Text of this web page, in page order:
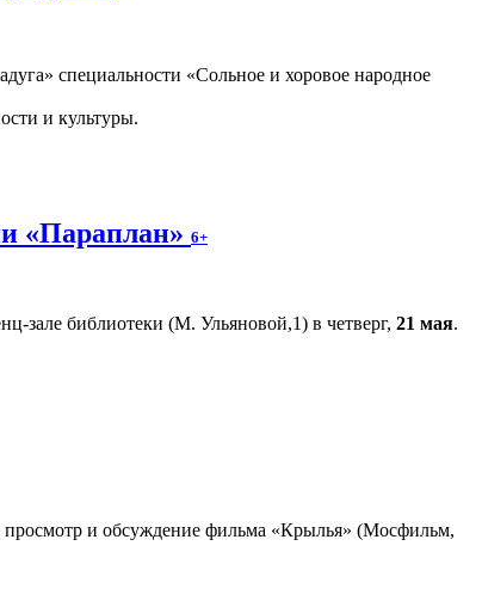
специальности «Сольное и хоровое народное
и культуры.
«Параплан» 6+
зале библиотеки (М. Ульяновой,1) в четверг, 21 мая.
и обсуждение фильма «Крылья» (Мосфильм,